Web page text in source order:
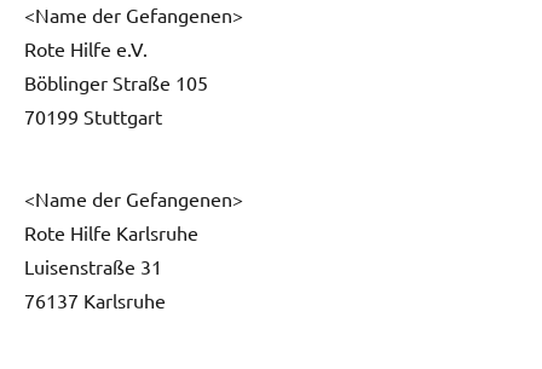
<Name der Gefangenen>
Rote Hilfe e.V.
Böblinger Straße 105
70199 Stuttgart
<Name der Gefangenen>
Rote Hilfe Karlsruhe
Luisenstraße 31
76137 Karlsruhe